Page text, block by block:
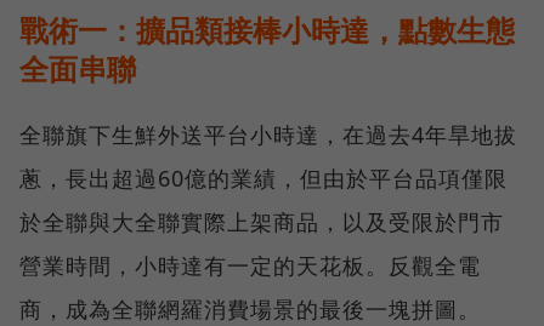
戰術一：擴品類接棒小時達，點數生態
全面串聯
全聯旗下生鮮外送平台小時達，在過去4年旱地拔
蔥，長出超過60億的業績，但由於平台品項僅限
於全聯與大全聯實際上架商品，以及受限於門市
營業時間，小時達有一定的天花板。反觀全電
商，成為全聯網羅消費場景的最後一塊拼圖。